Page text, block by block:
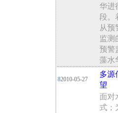
华进
段。
从预
监测
预警
藻水
82010-05-27
多源
望
面对
式；